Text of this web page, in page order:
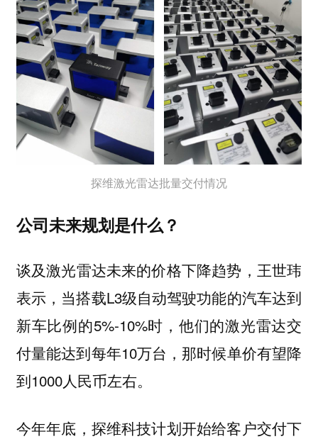
探维激光雷达批量交付情况
公司未来规划是什么？
谈及激光雷达未来的价格下降趋势，王世玮
表示，当搭载L3级自动驾驶功能的汽车达到
新车比例的5%-10%时，他们的激光雷达交
付量能达到每年10万台，那时候单价有望降
到1000人民币左右。
今年年底，探维科技计划开始给客户交付下